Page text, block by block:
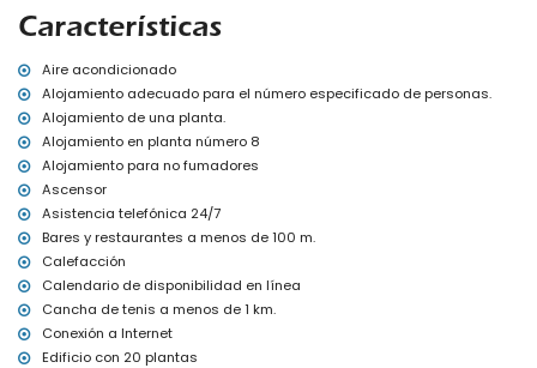
servicio de emergencias 24 horas
cuna para niños (bajo demanda)
Entretenimiento y actividades de ocio para sus vacaciones en
Calpe, Costa Blanca
parque temático (Terra Mítica en Benidorm), zoológico (Terra
Natura y Mundomar en Benidorm) y parque acuático (Aqua
Natura y Aqualandia en Benidorm) (a menos de 10 kilómetros de
la casa)
Deportes
tenis (a menos de 1000 metros del apartamento)
golf (a menos de 10 kilómetros del apartamento)
Características
Aire acondicionado
Alojamiento adecuado para el número especificado de personas.
Alojamiento de una planta.
Alojamiento en planta número 8
Alojamiento para no fumadores
Ascensor
Asistencia telefónica 24/7
Bares y restaurantes a menos de 100 m.
Calefacción
Calendario de disponibilidad en línea
Cancha de tenis a menos de 1 km.
Conexión a Internet
Edificio con 20 plantas